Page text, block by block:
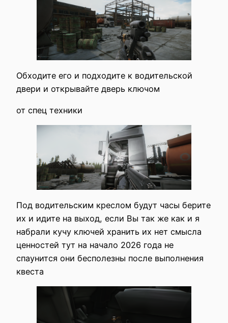
Обходите его и подходите к водительской
двери и открывайте дверь ключом
от спец техники
Под водительским креслом будут часы берите
их и идите на выход, если Вы так же как и я
набрали кучу ключей хранить их нет смысла
ценностей тут на начало 2026 года не
спаунится они бесполезны после выполнения
квеста